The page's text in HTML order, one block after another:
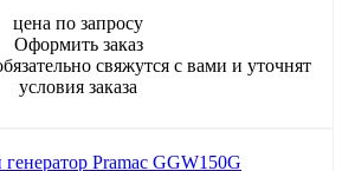
цена по запросу
Оформить заказ
свяжутся с вами и уточнят
условия заказа